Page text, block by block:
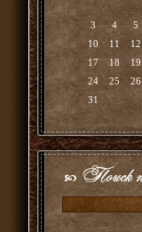
3
4 5
10
11 12
17
18 19
24
25 26
31